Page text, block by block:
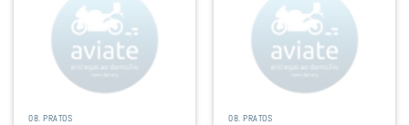
08. PRATOS 08. PRATOS